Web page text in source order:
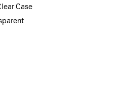
Case